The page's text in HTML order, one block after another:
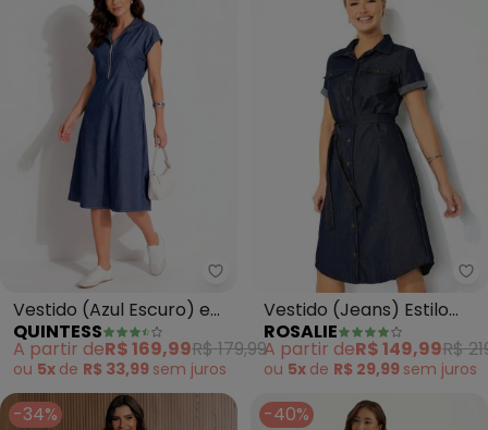
Quintess - Vestido (Azul
Vestido (Azul Escuro) em
Jeans
QUINTESS
A partir deR$ 169,99R$ 179,99
ou 5x de R$ 33,99 sem juros
Vestido (Jeans) Estilo
Chemise
ROSALIE
A partir deR$ 149,99R$
ou 5x de R$ 29,99 sem juros
-34% -40%